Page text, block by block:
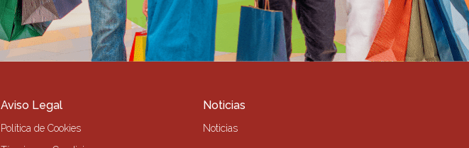
Aviso Legal
Política de Cookies
Noticias
Noticias